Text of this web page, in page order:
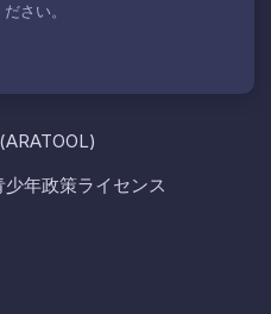
さい。
少年政策ライセンス